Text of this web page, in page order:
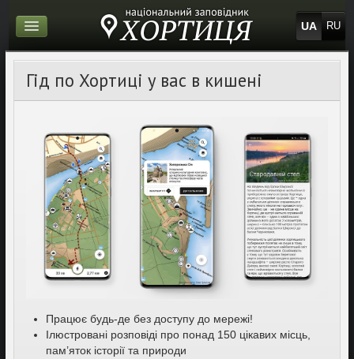
UA RU
Гід по Хортиці у вас в кишені
Працює будь-де без доступу до мережі!
Ілюстровані розповіді про понад 150 цікавих місць,
пам’яток історії та природи